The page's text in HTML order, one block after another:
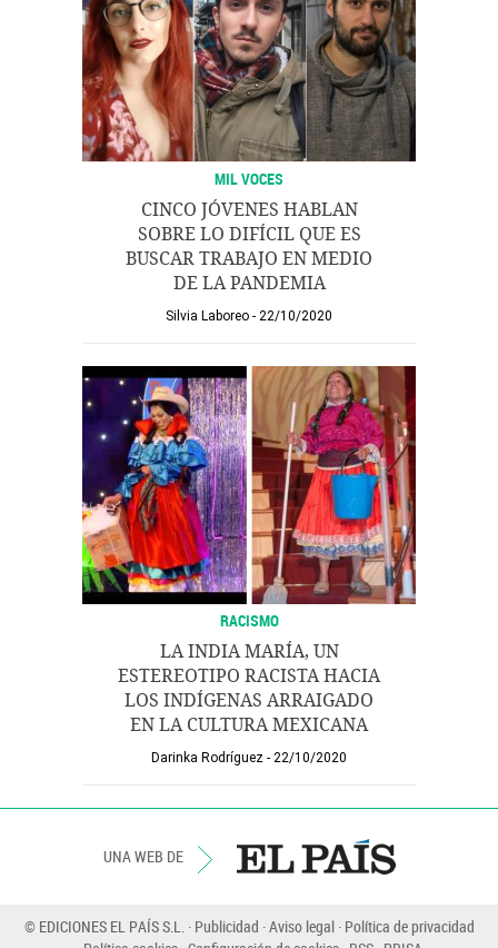
MIL VOCES
CINCO JÓVENES HABLAN
SOBRE LO DIFÍCIL QUE ES
BUSCAR TRABAJO EN MEDIO
DE LA PANDEMIA
Silvia Laboreo 22/10/2020
RACISMO
LA INDIA MARÍA, UN
ESTEREOTIPO RACISTA HACIA
LOS INDÍGENAS ARRAIGADO
EN LA CULTURA MEXICANA
Darinka Rodríguez 22/10/2020
UNA WEB DE
© EDICIONES EL PAÍS S.L. Publicidad Aviso legal Política de privacidad